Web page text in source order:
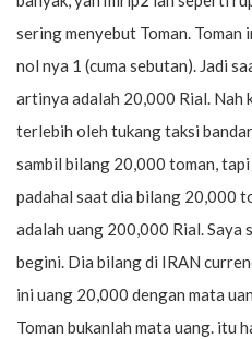
sering menyebut Toman.
nol nya 1 (cuma sebutan). Jadi
artinya adalah 20,000 Rial. Nah
terlebih oleh tukang taksi
sambil bilang 20,000 toman,
padahal saat dia bilang 20,000
adalah uang 200,000 Rial. Saya
begini. Dia bilang di IRAN
ini uang 20,000 dengan mata
Toman bukanlah mata uang. itu